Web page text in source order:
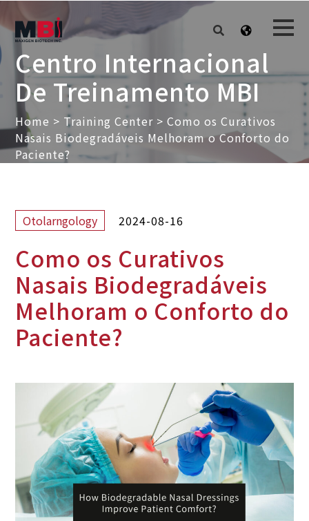
Centro Internacional
De Treinamento MBI
Home > Training Center >Como os Curativos
Nasais Biodegradáveis Melhoram o Conforto do
Paciente?
Otolarngology 2024-08-16
Como os Curativos
Nasais Biodegradáveis
Melhoram o Conforto do
Paciente?